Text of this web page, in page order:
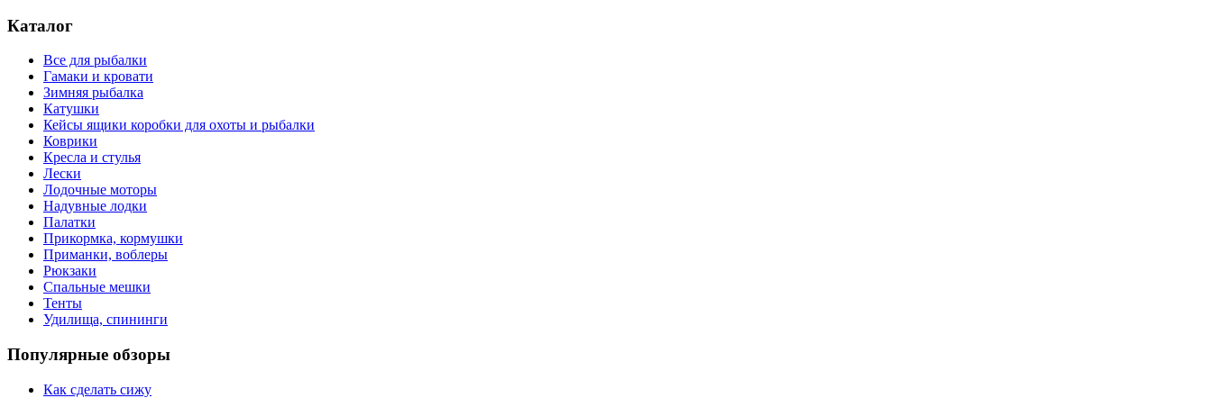
Каталог
Все для рыбалки
Гамаки и кровати
Зимняя рыбалка
Катушки
Кейсы ящики коробки для охоты и рыбалки
Коврики
Кресла и стулья
Лески
Лодочные моторы
Надувные лодки
Палатки
Прикормка, кормушки
Приманки, воблеры
Рюкзаки
Спальные мешки
Тенты
Удилища, спининги
Популярные обзоры
Как сделать сижу